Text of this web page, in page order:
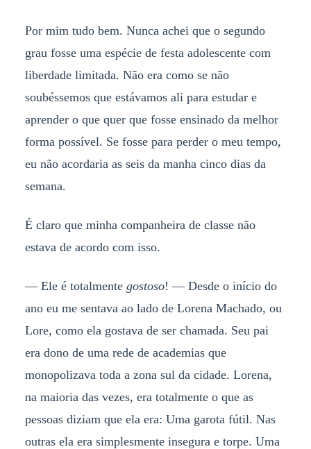
Por mim tudo bem. Nunca achei que o segundo
grau fosse uma espécie de festa adolescente com
liberdade limitada. Não era como se não
soubéssemos que estávamos ali para estudar e
aprender o que quer que fosse ensinado da melhor
forma possível. Se fosse para perder o meu tempo,
eu não acordaria as seis da manha cinco dias da
semana.
É claro que minha companheira de classe não
estava de acordo com isso.
— Ele é totalmente gostoso! — Desde o início do
ano eu me sentava ao lado de Lorena Machado, ou
Lore, como ela gostava de ser chamada. Seu pai
era dono de uma rede de academias que
monopolizava toda a zona sul da cidade. Lorena,
na maioria das vezes, era totalmente o que as
pessoas diziam que ela era: Uma garota fútil. Nas
outras ela era simplesmente insegura e torpe. Uma